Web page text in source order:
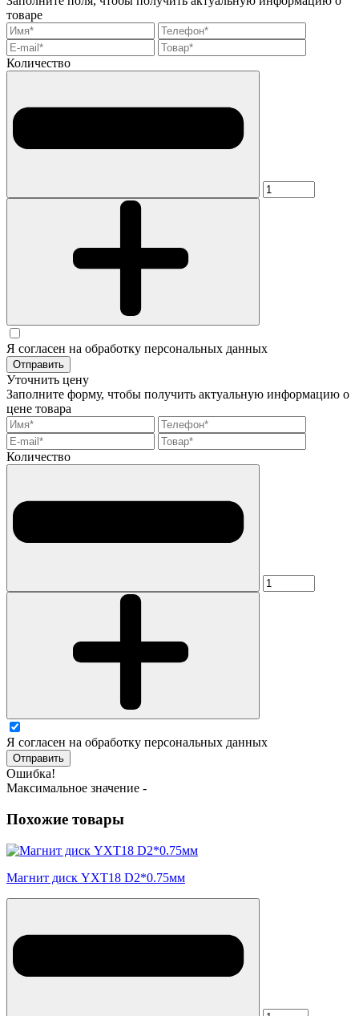
товаре
Количество
Я согласен на обработку персональных данных
Отправить
Уточнить цену
Заполните форму, чтобы получить актуальную информацию о
цене товара
Количество
Я согласен на обработку персональных данных
Отправить
Ошибка!
Максимальное значение -
Похожие товары
Магнит диск YXT18 D2*0.75мм